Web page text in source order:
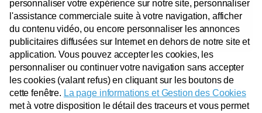
8h30 à 18h30 (heures Métropole).
(1)Offre soumise à conditions et dans les limites
personnaliser votre expérience sur notre site, personnaliser
l'assistance commerciale suite à votre navigation, afficher
du contenu vidéo, ou encore personnaliser les annonces
publicitaires diffusées sur Internet en dehors de notre site et
application. Vous pouvez accepter les cookies, les
personnaliser ou continuer votre navigation sans accepter
les cookies (valant refus) en cliquant sur les boutons de
cette fenêtre. La page informations et Gestion des Cookies
met à votre disposition le détail des traceurs et vous permet